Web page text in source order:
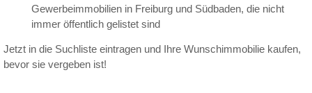
Gewerbeimmobilien in Freiburg und Südbaden, die nicht
immer öffentlich gelistet sind
Jetzt in die Suchliste eintragen und Ihre Wunschimmobilie kaufen,
bevor sie vergeben ist!